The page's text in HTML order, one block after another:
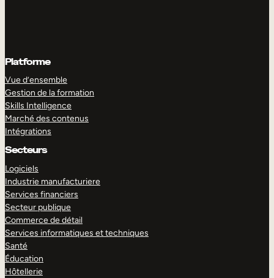
Platforme
Vue d’ensemble
Gestion de la formation
Skills Intelligence
Marché des contenus
Intégrations
Secteurs
Logiciels
Industrie manufacturiere
Services financiers
Secteur publique
Commerce de détail
Services informatiques et techniques
Santé
Éducation
Hôtellerie